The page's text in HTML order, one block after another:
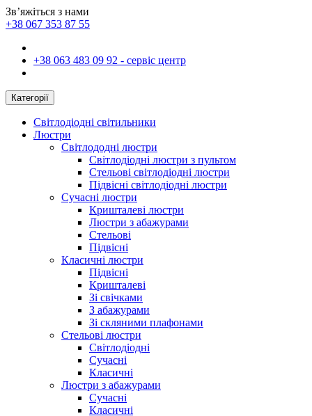
Зв’яжіться з нами
+38 067 353 87 55
+38 063 483 09 92 - сервіс центр
Категорії
Світлодіодні світильники
Люстри
Світлододні люстри
Світлодіодні люстри з пультом
Стельові світлодіодні люстри
Підвісні світлодіодні люстри
Сучасні люстри
Кришталеві люстри
Люстри з абажурами
Стельові
Підвісні
Класичні люстри
Підвісні
Кришталеві
Зі свічками
З абажурами
Зі скляними плафонами
Стельові люстри
Світлодіодні
Сучасні
Класичні
Люстри з абажурами
Сучасні
Класичні